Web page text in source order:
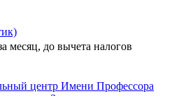
месяц, до вычета налогов
центр Имени Профессора